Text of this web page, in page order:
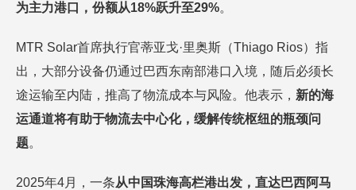
为主力港口，份额从18%跃升至29%。
MTR Solar首席执行官蒂亚戈·里奥斯（Thiago Rios）指
出，大部分设备仍通过巴西东南部港口入境，随后必须长
途运输至内陆，推高了物流成本与风险。他表示， 新的海
运通道将有助于物流去中心化，缓解传统枢纽的瓶颈问
题。
2025年4月，一条从中国珠海高栏港出发，直达巴西阿马